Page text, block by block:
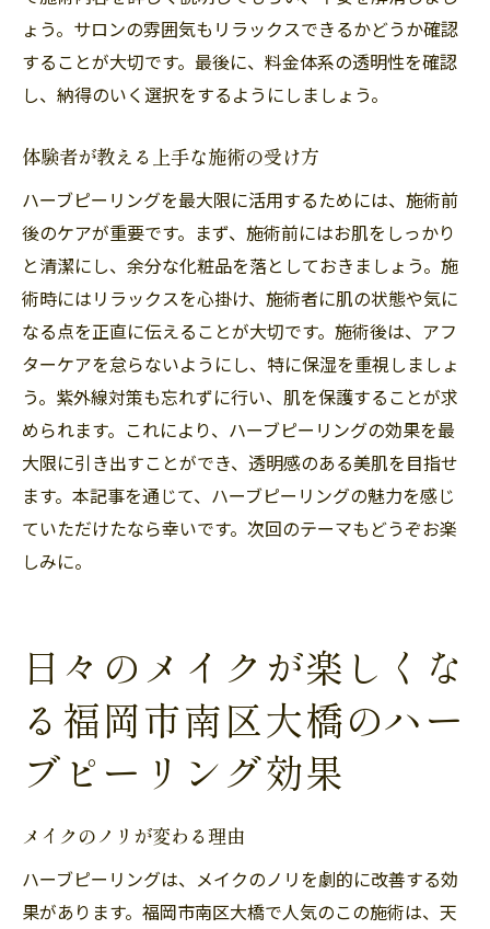
ょう。サロンの雰囲気もリラックスできるかどうか確認
することが大切です。最後に、料金体系の透明性を確認
し、納得のいく選択をするようにしましょう。
体験者が教える上手な施術の受け方
ハーブピーリングを最大限に活用するためには、施術前
後のケアが重要です。まず、施術前にはお肌をしっかり
と清潔にし、余分な化粧品を落としておきましょう。施
術時にはリラックスを心掛け、施術者に肌の状態や気に
なる点を正直に伝えることが大切です。施術後は、アフ
ターケアを怠らないようにし、特に保湿を重視しましょ
う。紫外線対策も忘れずに行い、肌を保護することが求
められます。これにより、ハーブピーリングの効果を最
大限に引き出すことができ、透明感のある美肌を目指せ
ます。本記事を通じて、ハーブピーリングの魅力を感じ
ていただけたなら幸いです。次回のテーマもどうぞお楽
しみに。
日々のメイクが楽しくな
る福岡市南区大橋のハー
ブピーリング効果
メイクのノリが変わる理由
ハーブピーリングは、メイクのノリを劇的に改善する効
果があります。福岡市南区大橋で人気のこの施術は、天